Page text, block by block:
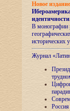
Новое
идентичности
В монографии
исторических
Журнал